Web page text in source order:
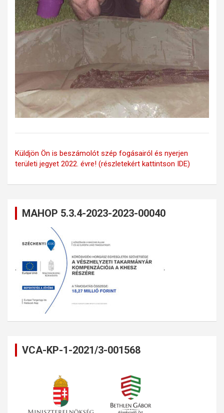
Küldjön Ön is beszámolót szép fogásairól és nyerjen
területi jegyet 2022. évre! (részletekért kattintson IDE)
MAHOP 5.3.4-2023-2023-00040
VCA-KP-1-2021/3-001568